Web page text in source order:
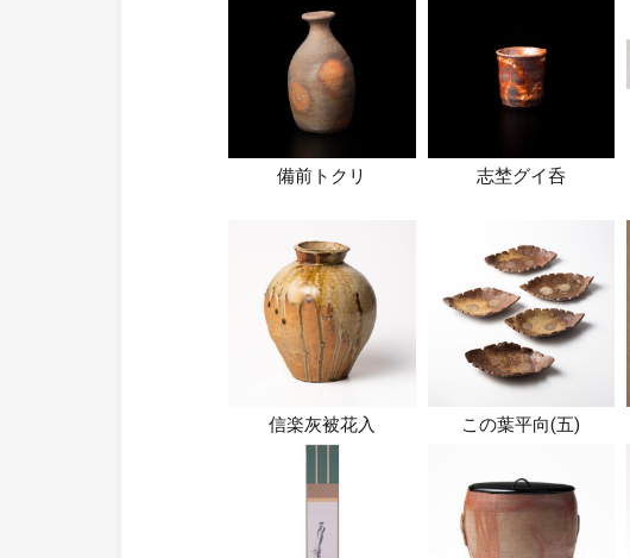
備前トクリ 志埜グイ呑
信楽灰被花入 この葉平向(五)